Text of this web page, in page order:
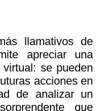
llamativos de
apreciar una
se pueden
acciones en
de analizar un
que